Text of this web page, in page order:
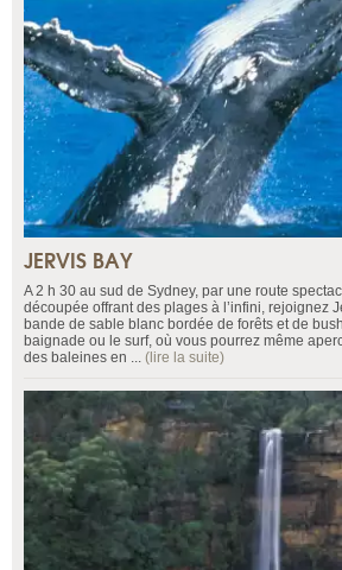
JERVIS BAY
A 2 h 30 au sud de Sydney, par une route
découpée offrant des plages à l’infini, rejoignez
bande de sable blanc bordée de forêts et de
baignade ou le surf, où vous pourrez même
des baleines en ... (lire la suite)